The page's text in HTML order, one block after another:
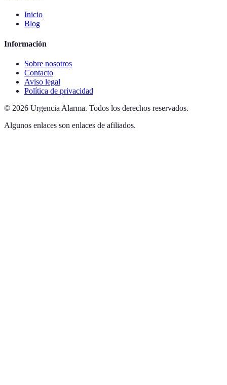
Inicio
Blog
Información
Sobre nosotros
Contacto
Aviso legal
Política de privacidad
© 2026 Urgencia Alarma. Todos los derechos reservados.
Algunos enlaces son enlaces de afiliados.